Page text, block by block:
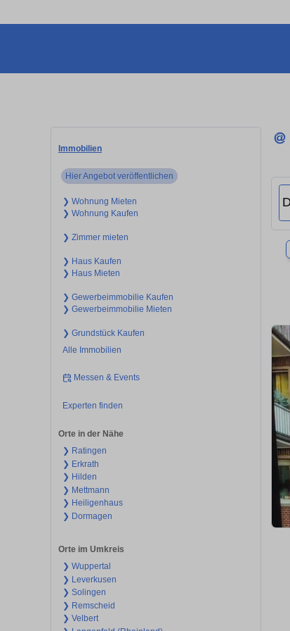
Immobilien
Hier Angebot veröffentlichen
❯ Wohnung Mieten
❯ Wohnung Kaufen
❯ Zimmer mieten
❯ Haus Kaufen
❯ Haus Mieten
❯ Gewerbeimmobilie Kaufen
❯ Gewerbeimmobilie Mieten
❯ Grundstück Kaufen
Alle Immobilien
Messen & Events
Experten finden
Orte in der Nähe
❯ Ratingen
❯ Erkrath
❯ Hilden
❯ Mettmann
❯ Heiligenhaus
❯ Dormagen
Orte im Umkreis
❯ Wuppertal
❯ Leverkusen
❯ Solingen
❯ Remscheid
❯ Velbert